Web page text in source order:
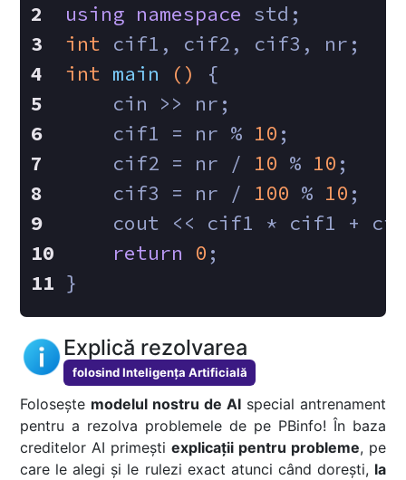
using namespace std;
int cif1, cif2, cif3, nr;
int main ()
{
    cin >> nr;
    cif1 = nr %
10 ;
    cif2 = nr /
10 % 10 ;
    cif3 = nr /
100 % 10 ;
cout << cif1 * cif1 +
return
0 ;
}
Explică rezolvarea
folosind Inteligența Artificială
Folosește modelul nostru de AIspecial antrenament
pentru a rezolva problemele de pe PBinfo! În baza
creditelor AI primești explicații pentru probleme, pe
care le alegi și le rulezi exact atunci când dorești, la